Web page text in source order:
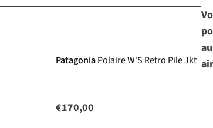
PatagoniaPolaire W'S Retro Pile Jkt
€170,00